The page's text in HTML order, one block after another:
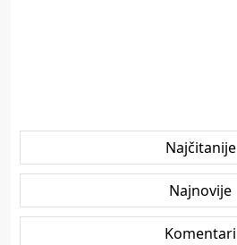
Najčitanije
Najnovije
Komentari